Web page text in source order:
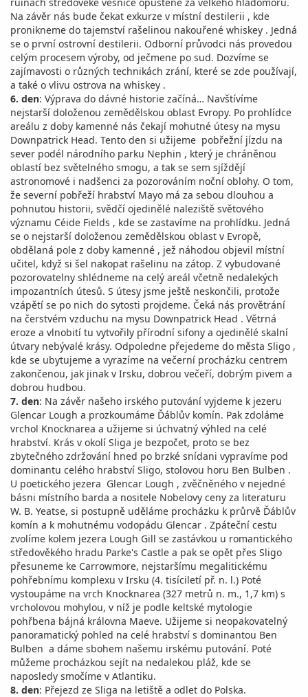
Na závěr nás bude čekat exkurze v místní destilerii , kde
pronikneme do tajemství rašelinou nakouřené whiskey . Jedná
se o první ostrovní destilerii. Odborní průvodci nás provedou
celým procesem výroby, od ječmene po sud. Dozvíme se
zajímavosti o různých technikách zrání, které se zde používají,
a také o vlivu ostrova na whiskey .
6. den: Výprava do dávné historie začíná… Navštívíme
nejstarší doloženou zemědělskou oblast Evropy. Po prohlídce
areálu z doby kamenné nás čekají mohutné útesy na mysu
Downpatrick Head. Tento den si užijeme pobřežní jízdu na
sever podél národního parku Nephin , který je chráněnou
oblastí bez světelného smogu, a tak se sem sjíždějí
astronomové i nadšenci za pozorováním noční oblohy. O tom,
že severní pobřeží hrabství Mayo má za sebou dlouhou a
pohnutou historii, svědčí ojedinělé naleziště světového
významu Céide Fields , kde se zastavíme na prohlídku. Jedná
se o nejstarší doloženou zemědělskou oblast v Evropě,
obdělaná pole z doby kamenné , jež náhodou objevil místní
učitel, když si šel nakopat rašelinu na zátop. Z vybudované
pozorovatelny shlédneme na celý areál včetně nedalekých
impozantních útesů. S útesy jsme ještě neskončili, protože
vzápětí se po nich do sytosti projdeme. Čeká nás provětrání
na čerstvém vzduchu na mysu Downpatrick Head . Větrná
eroze a vlnobití tu vytvořily přírodní sifony a ojedinělé skalní
útvary nebývalé krásy. Odpoledne přejedeme do města Sligo ,
kde se ubytujeme a vyrazíme na večerní procházku centrem
zakončenou, jak jinak v Irsku, dobrou večeří, dobrým pivem a
dobrou hudbou.
7. den: Na závěr našeho irského putování vyjdeme k jezeru
Glencar Lough a prozkoumáme Ďáblův komín. Pak zdoláme
vrchol Knocknarea a užijeme si úchvatný výhled na celé
hrabství. Krás v okolí Sliga je bezpočet, proto se bez
zbytečného zdržování hned po brzké snídani vypravíme pod
dominantu celého hrabství Sligo, stolovou horu Ben Bulben .
U poetického jezera Glencar Lough , zvěčněného v nejedné
básni místního barda a nositele Nobelovy ceny za literaturu
W. B. Yeatse, si postupně uděláme procházku k průrvě Ďáblův
komín a k mohutnému vodopádu Glencar . Zpáteční cestu
zvolíme kolem jezera Lough Gill se zastávkou u romantického
středověkého hradu Parke's Castle a pak se opět přes Sligo
přesuneme ke Carrowmore, nejstaršímu megalitickému
pohřebnímu komplexu v Irsku (4. tisíciletí př. n. l.) Poté
vystoupáme na vrch Knocknarea (327 metrů n. m., 1,7 km) s
vrcholovou mohylou, v níž je podle keltské mytologie
pohřbena bájná královna Maeve. Užijeme si neopakovatelný
panoramatický pohled na celé hrabství s dominantou Ben
Bulben a dáme sbohem našemu irskému putování. Poté
můžeme procházkou sejít na nedalekou pláž, kde se
naposledy smočíme v Atlantiku.
8. den: Přejezd ze Sliga na letiště a odlet do Polska.